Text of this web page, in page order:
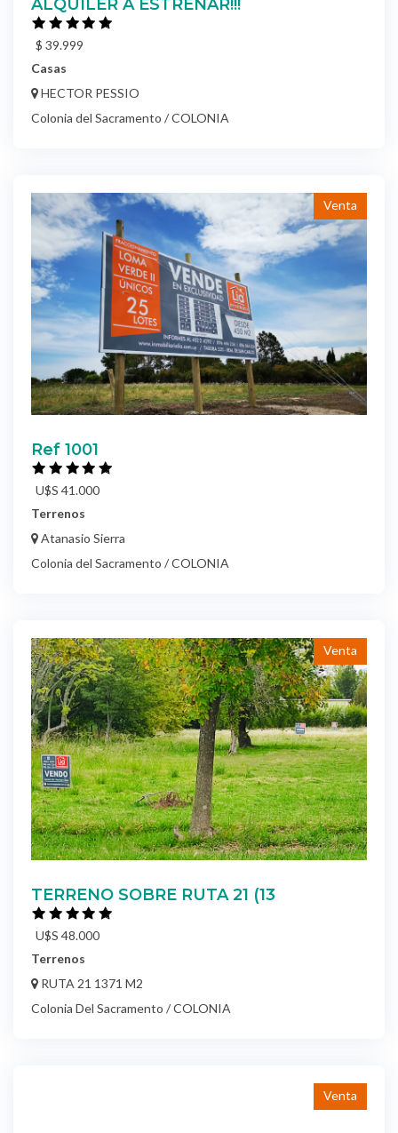
ALQUILER A ESTRENAR!!!
$ 39.999
Casas
HECTOR PESSIO
Colonia del Sacramento / COLONIA
Venta
Ref 1001
U$S 41.000
Terrenos
Atanasio Sierra
Colonia del Sacramento / COLONIA
Venta
TERRENO SOBRE RUTA 21 (13
U$S 48.000
Terrenos
RUTA 21 1371 M2
Colonia Del Sacramento / COLONIA
Venta